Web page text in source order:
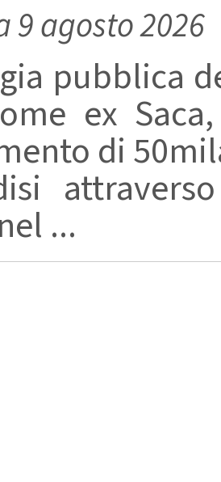
9 agosto 2026
pubblica
ex
di
...